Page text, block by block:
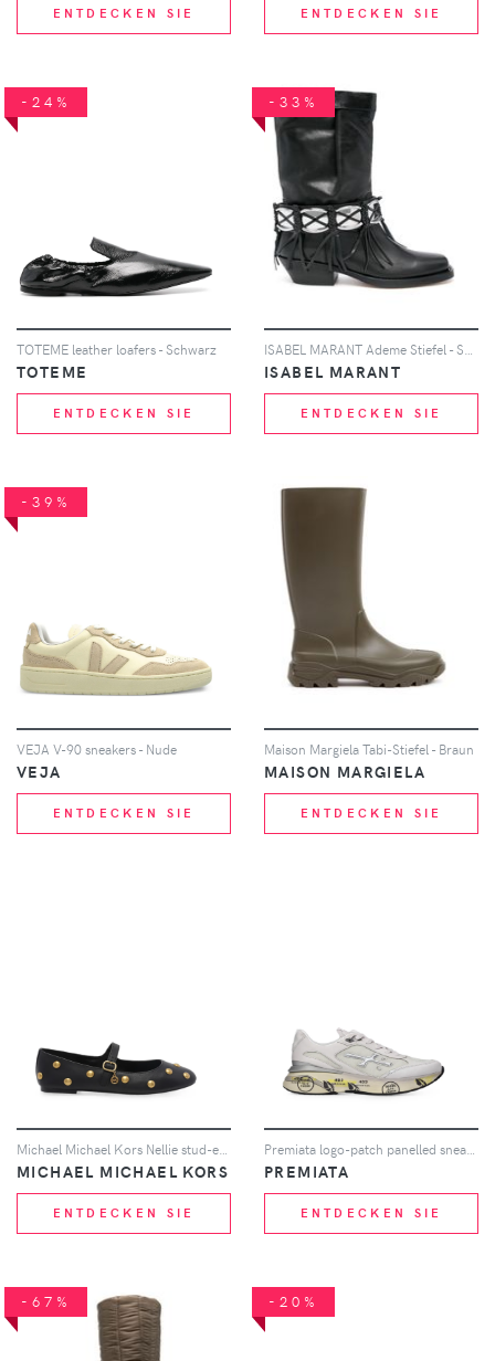
ENTDECKEN SIE ENTDECKEN SIE
-24%
TOTEME leather loafers - Schwarz
TOTEME
ENTDECKEN SIE
-33%
ISABEL MARANT
ENTDECKEN SIE
-39%
VEJA V-90 sneakers - Nude
VEJA
ENTDECKEN SIE
Maison Margiela Tabi-Stiefel - Braun
MAISON MARGIELA
ENTDECKEN SIE
MICHAEL MICHAEL KORS
ENTDECKEN SIE
PREMIATA
ENTDECKEN SIE
-67% -20%